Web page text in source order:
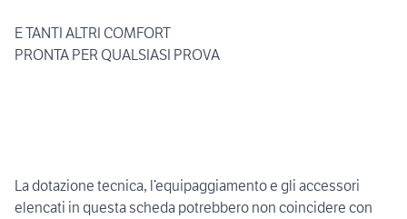
E TANTI ALTRI COMFORT
PRONTA PER QUALSIASI PROVA
La dotazione tecnica, l’equipaggiamento e gli accessori
elencati in questa scheda potrebbero non coincidere con